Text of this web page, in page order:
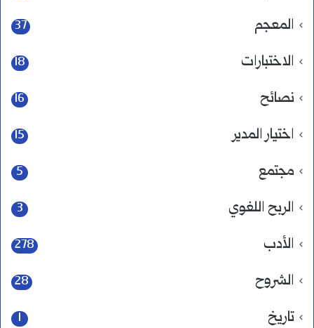
المعجم 37
الاختبارات 18
نصائح 16
اختيار المدير 15
مجتمع 5
الربح اللغوي 3
الأدب 278
الشروح 28
تاريخ 1